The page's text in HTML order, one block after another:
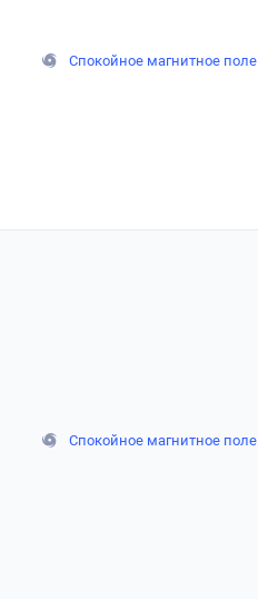
Спокойное магнитное поле
Спокойное магнитное поле